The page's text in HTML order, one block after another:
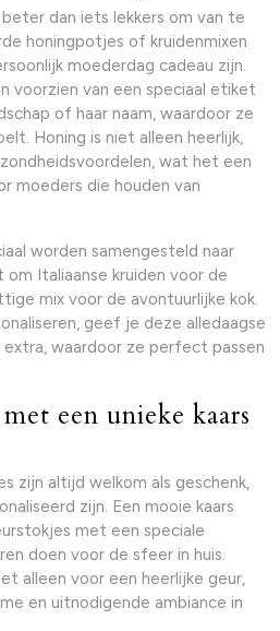
beter dan iets lekkers om van te
honingpotjes of kruidenmixen
moederdag cadeau zijn.
voorzien van een speciaal etiket
of haar naam, waardoor ze
Honing is niet alleen heerlijk,
wat het een
moeders die houden van
worden samengesteld naar
om Italiaanse kruiden voor de
mix voor de avontuurlijke kok.
geef je deze alledaagse
waardoor ze perfect passen
een unieke kaars
zijn altijd welkom als geschenk,
zijn. Een mooie kaars
met een speciale
doen voor de sfeer in huis.
alleen voor een heerlijke geur,
en uitnodigende ambiance in